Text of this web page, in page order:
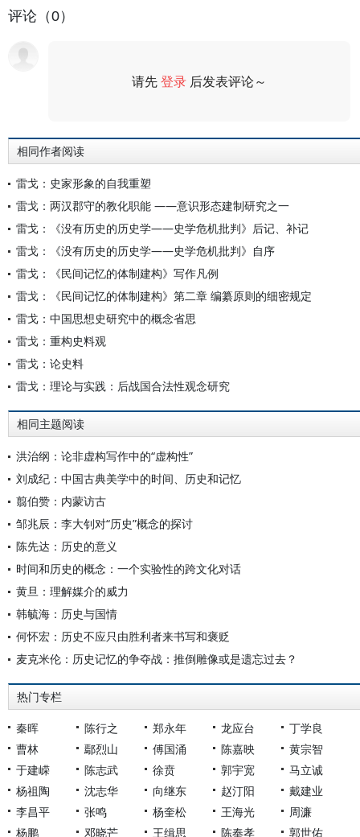
评论（0）
请先登录 后发表评论～
相同作者阅读
雷戈：史家形象的自我重塑
雷戈：两汉郡守的教化职能 ——意识形态建制研究之一
雷戈：《没有历史的历史学——史学危机批判》后记、补记
雷戈：《没有历史的历史学——史学危机批判》自序
雷戈：《民间记忆的体制建构》写作凡例
雷戈：《民间记忆的体制建构》第二章 编纂原则的细密规定
雷戈：中国思想史研究中的概念省思
雷戈：重构史料观
雷戈：论史料
雷戈：理论与实践：后战国合法性观念研究
相同主题阅读
洪治纲：论非虚构写作中的“虚构性”
刘成纪：中国古典美学中的时间、历史和记忆
翦伯赞：内蒙访古
邹兆辰：李大钊对“历史”概念的探讨
陈先达：历史的意义
时间和历史的概念：一个实验性的跨文化对话
黄旦：理解媒介的威力
韩毓海：历史与国情
何怀宏：历史不应只由胜利者来书写和褒贬
麦克米伦：历史记忆的争夺战：推倒雕像或是遗忘过去？
热门专栏
秦晖 陈行之 郑永年 龙应台
丁学良
曹林
鄢烈山 傅国涌 陈嘉映
黄宗智
于建嵘
陈志武 徐贲 郭宇宽
马立诚
杨祖陶
沈志华 向继东 赵汀阳
戴建业
李昌平
张鸣 杨奎松 王海光
周濂
杨鹏
邓晓芒 王缉思 陈奉孝 郭世佑